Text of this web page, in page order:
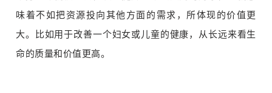
味着不如把资源投向其他方面的需求，所体现的价值更
大。比如用于改善一个妇女或儿童的健康，从长远来看生
命的质量和价值更高。